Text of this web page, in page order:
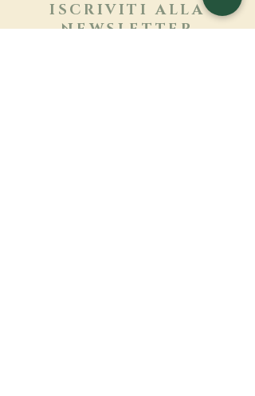
ISCRIVITI ALLA
NEWSLETTER